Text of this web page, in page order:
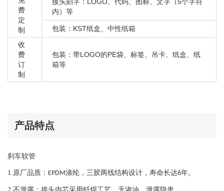
费
定
制
内）等
包装：KST纸盒、中性纸箱
收
费
订
制
包装：带LOGO的PE袋、标签、吊卡、纸盒、纸
箱等
产品特点
刹车软管
1.原厂品质： EPDM涤纶，三胶两线结构设计，寿命长达6年。